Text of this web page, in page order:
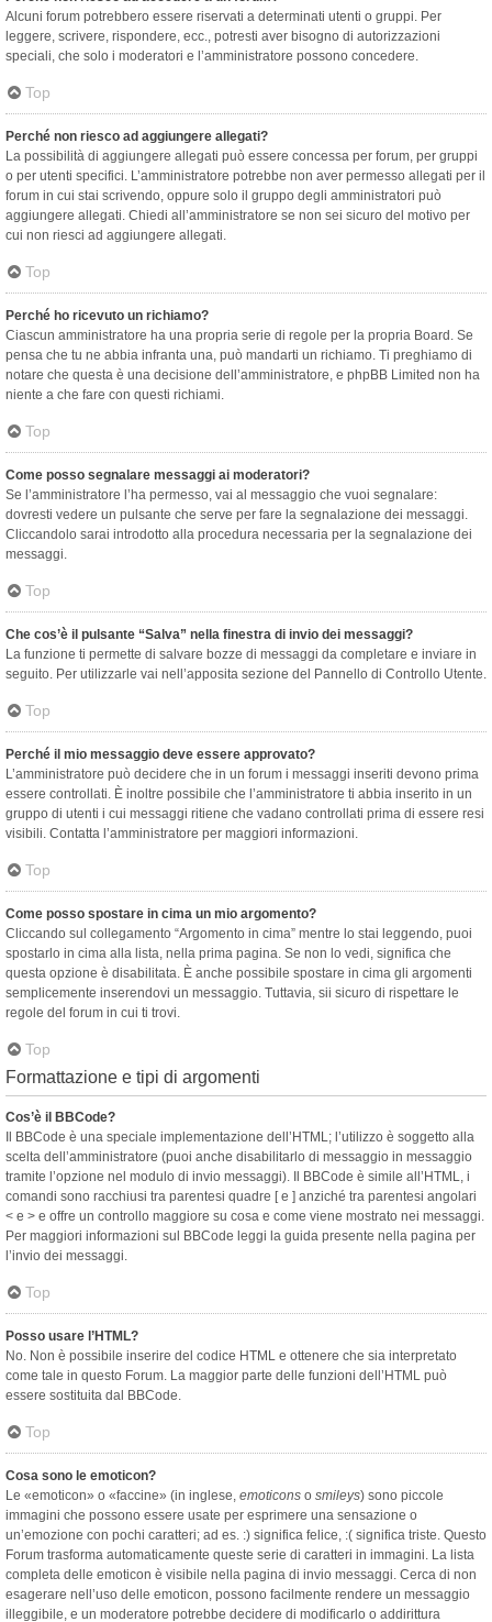
Alcuni forum potrebbero essere riservati a determinati utenti o gruppi. Per
leggere, scrivere, rispondere, ecc., potresti aver bisogno di autorizzazioni
speciali, che solo i moderatori e l’amministratore possono concedere.
Top
Perché non riesco ad aggiungere allegati?
La possibilità di aggiungere allegati può essere concessa per forum, per gruppi
o per utenti specifici. L’amministratore potrebbe non aver permesso allegati per il
forum in cui stai scrivendo, oppure solo il gruppo degli amministratori può
aggiungere allegati. Chiedi all’amministratore se non sei sicuro del motivo per
cui non riesci ad aggiungere allegati.
Top
Perché ho ricevuto un richiamo?
Ciascun amministratore ha una propria serie di regole per la propria Board. Se
pensa che tu ne abbia infranta una, può mandarti un richiamo. Ti preghiamo di
notare che questa è una decisione dell’amministratore, e phpBB Limited non ha
niente a che fare con questi richiami.
Top
Come posso segnalare messaggi ai moderatori?
Se l’amministratore l’ha permesso, vai al messaggio che vuoi segnalare:
dovresti vedere un pulsante che serve per fare la segnalazione dei messaggi.
Cliccandolo sarai introdotto alla procedura necessaria per la segnalazione dei
messaggi.
Top
Che cos’è il pulsante “Salva” nella finestra di invio dei messaggi?
La funzione ti permette di salvare bozze di messaggi da completare e inviare in
seguito. Per utilizzarle vai nell’apposita sezione del Pannello di Controllo Utente.
Top
Perché il mio messaggio deve essere approvato?
L’amministratore può decidere che in un forum i messaggi inseriti devono prima
essere controllati. È inoltre possibile che l’amministratore ti abbia inserito in un
gruppo di utenti i cui messaggi ritiene che vadano controllati prima di essere resi
visibili. Contatta l’amministratore per maggiori informazioni.
Top
Come posso spostare in cima un mio argomento?
Cliccando sul collegamento “Argomento in cima” mentre lo stai leggendo, puoi
spostarlo in cima alla lista, nella prima pagina. Se non lo vedi, significa che
questa opzione è disabilitata. È anche possibile spostare in cima gli argomenti
semplicemente inserendovi un messaggio. Tuttavia, sii sicuro di rispettare le
regole del forum in cui ti trovi.
Top
Formattazione e tipi di argomenti
Cos’è il BBCode?
Il BBCode è una speciale implementazione dell’HTML; l’utilizzo è soggetto alla
scelta dell’amministratore (puoi anche disabilitarlo di messaggio in messaggio
tramite l’opzione nel modulo di invio messaggi). Il BBCode è simile all’HTML, i
comandi sono racchiusi tra parentesi quadre [ e ] anziché tra parentesi angolari
< e > e offre un controllo maggiore su cosa e come viene mostrato nei messaggi.
Per maggiori informazioni sul BBCode leggi la guida presente nella pagina per
l’invio dei messaggi.
Top
Posso usare l’HTML?
No. Non è possibile inserire del codice HTML e ottenere che sia interpretato
come tale in questo Forum. La maggior parte delle funzioni dell’HTML può
essere sostituita dal BBCode.
Top
Cosa sono le emoticon?
Le «emoticon» o «faccine» (in inglese, emoticons o smileys) sono piccole
immagini che possono essere usate per esprimere una sensazione o
un’emozione con pochi caratteri; ad es. :) significa felice, :( significa triste. Questo
Forum trasforma automaticamente queste serie di caratteri in immagini. La lista
completa delle emoticon è visibile nella pagina di invio messaggi. Cerca di non
esagerare nell’uso delle emoticon, possono facilmente rendere un messaggio
illeggibile, e un moderatore potrebbe decidere di modificarlo o addirittura